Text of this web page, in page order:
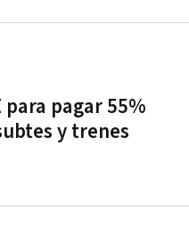
pagar 55%
y trenes